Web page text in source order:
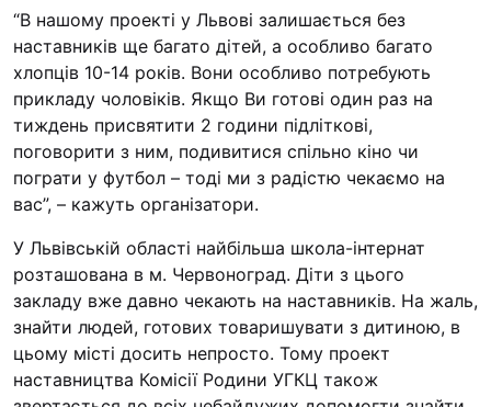
“В нашому проекті у Львові залишається без
наставників ще багато дітей, а особливо багато
хлопців 10-14 років. Вони особливо потребують
прикладу чоловіків. Якщо Ви готові один раз на
тиждень присвятити 2 години підліткові,
поговорити з ним, подивитися спільно кіно чи
пограти у футбол – тоді ми з радістю чекаємо на
вас”, – кажуть організатори.
У Львівській області найбільша школа-інтернат
розташована в м. Червоноград. Діти з цього
закладу вже давно чекають на наставників. На жаль,
знайти людей, готових товаришувати з дитиною, в
цьому місті досить непросто. Тому проект
наставництва Комісії Родини УГКЦ також